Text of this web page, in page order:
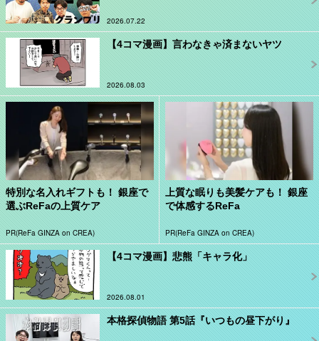
2026.07.22
【4コマ漫画】言わなきゃ済まないヤツ
2026.08.03
特別な名入れギフトも！ 銀座で
選ぶReFaの上質ケア
PR(ReFa GINZA on CREA)
上質な眠りも美髪ケアも！ 銀座
で体感するReFa
PR(ReFa GINZA on CREA)
【4コマ漫画】悲熊「キャラ化」
2026.08.01
本格探偵物語 第5話『いつもの昼下がり』